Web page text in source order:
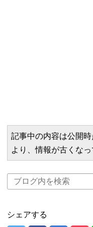
記事中の内容は公開
より、情報が古くな
シェアする